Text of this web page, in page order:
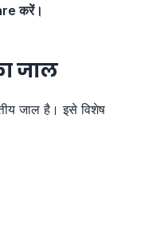
करें।
जाल
जाल है। इसे विशेष